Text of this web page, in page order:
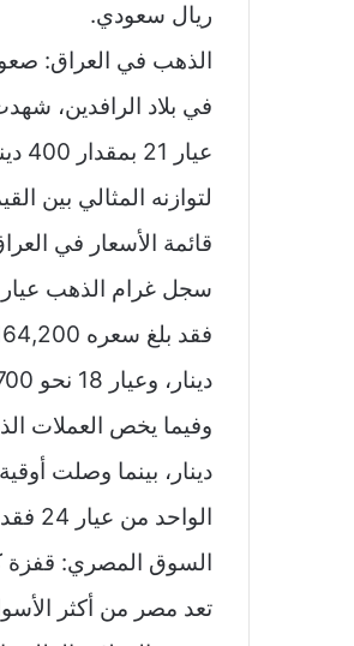
ريال سعودي.
الذهب في العراق:
في بلاد الرافدين،
لتوازنه المثالي بين
قائمة الأسعار في
دينار، وعيار 18 نحو 140,700 دينار عراقي.
الواحد من عيار 24 فقد سجلت رقماً كبيراً بلغ 187,180,212 دينار عراقي.
السوق المصري: قفزة
تعد مصر من أكثر